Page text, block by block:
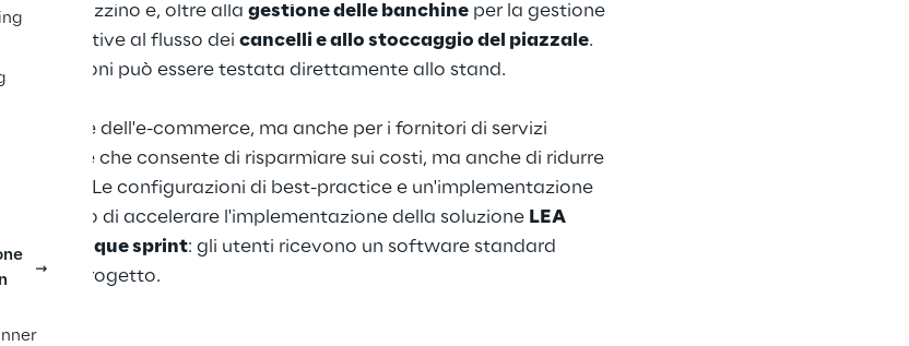
del magazzino e, oltre allagestione delle banchine per la gestione
relative al flusso deicancelli e allo stoccaggio del piazzale.
può essere testata direttamente allo stand.
e dell'e-commerce, ma anche per i fornitori di servizi
che consente di risparmiare sui costi, ma anche di ridurre
Le configurazioni di best-practice e un'implementazione
di accelerare l'implementazione della soluzione LEA
in soli cinque sprint: gli utenti ricevono un software standard
del progetto.